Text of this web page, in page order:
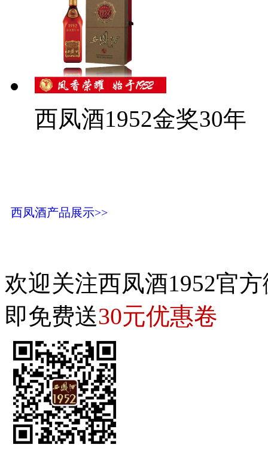
西凤酒1952金奖30年
西凤酒产品展示>>
欢迎关注西凤酒1952官
即免费送30元优惠卷